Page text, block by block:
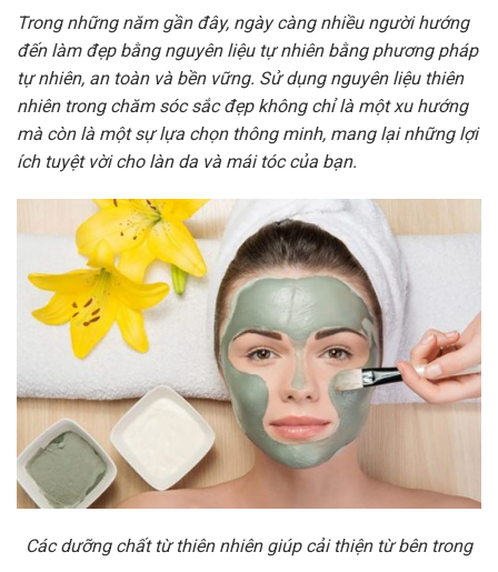
Trong những năm gần đây, ngày càng nhiều người hướng
đến làm đẹp bằng nguyên liệu tự nhiên bằng phương pháp
tự nhiên, an toàn và bền vững. Sử dụng nguyên liệu thiên
nhiên trong chăm sóc sắc đẹp không chỉ là một xu hướng
mà còn là một sự lựa chọn thông minh, mang lại những lợi
ích tuyệt vời cho làn da và mái tóc của bạn.
Các dưỡng chất từ thiên nhiên giúp cải thiện từ bên trong